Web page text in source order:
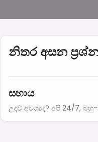
නිතර අසන
සහාය
උදව් අවශ්‍යද? අපි 24/7,